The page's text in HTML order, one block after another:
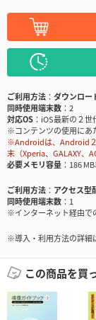
ご利用方法
ダウンロー
同時使用端末数
2
対応OS
iOS最新の２
※コンテンツの使用にあ
※Androidは、Android２
末（Xperia、GALAXY、
必要メモリ容量
186
ご利用方法
アクセス型
同時使用端末数
1
※インターネット経由で
※導入・利用方法の詳細
この商品を買